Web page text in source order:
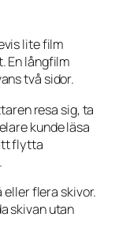
lite film
En långfilm
två sidor.
resa sig, ta
kunde läsa
flytta
flera skivor.
skivan utan